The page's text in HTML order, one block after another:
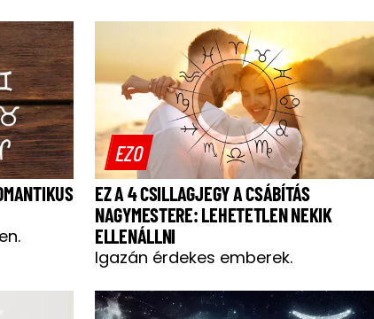
EZO
EZ A 4 CSILLAGJEGY A CSÁBÍTÁS
NAGYMESTERE: LEHETETLEN NEKIK
ELLENÁLLNI
Igazán érdekes emberek.